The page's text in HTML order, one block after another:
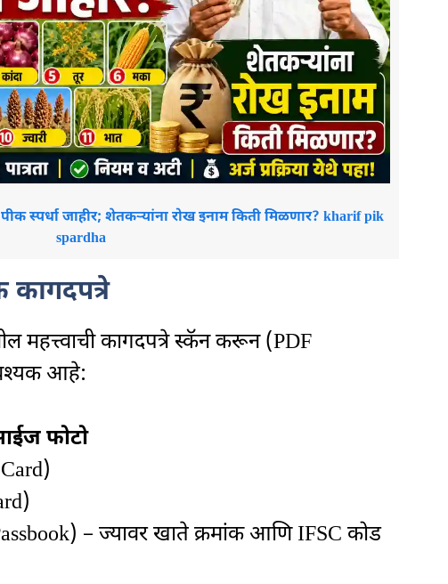
स्पर्धा जाहीर; शेतकऱ्यांना रोख इनाम किती मिळणार? kharif pik
spardha
महत्त्वाची कागदपत्रे स्कॅन करून (PDF
आहे:
फोटो
– ज्यावर खाते क्रमांक आणि IFSC कोड